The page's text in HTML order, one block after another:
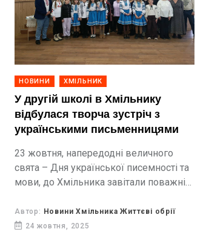
НОВИНИ ХМІЛЬНИК
У другій школі в Хмільнику
відбулася творча зустріч з
українськими письменницями
23 жовтня, напередодні величного
свята – Дня української писемності та
мови, до Хмільника завітали поважні
(політикиня, письменниця, громадська
діячка), Яковенко Тетяна Василівна
Автор: Новини Хмільника Життєві обрії
24 жовтня, 2025